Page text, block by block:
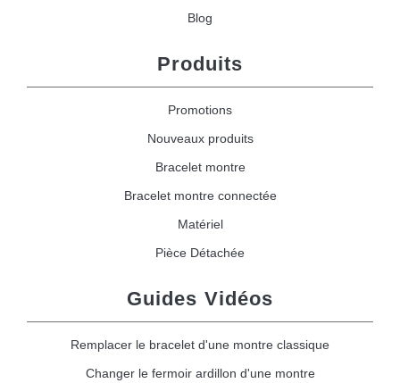
Blog
Produits
Promotions
Nouveaux produits
Bracelet montre
Bracelet montre connectée
Matériel
Pièce Détachée
Guides Vidéos
Remplacer le bracelet d'une montre classique
Changer le fermoir ardillon d'une montre